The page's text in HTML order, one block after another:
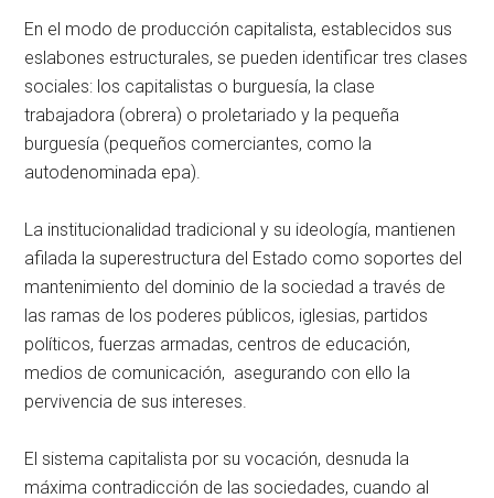
En el modo de producción capitalista, establecidos sus
eslabones estructurales, se pueden identificar tres clases
sociales: los capitalistas o burguesía, la clase
trabajadora (obrera) o proletariado y la pequeña
burguesía (pequeños comerciantes, como la
autodenominada epa).
La institucionalidad tradicional y su ideología, mantienen
afilada la superestructura del Estado como soportes del
mantenimiento del dominio de la sociedad a través de
las ramas de los poderes públicos, iglesias, partidos
políticos, fuerzas armadas, centros de educación,
medios de comunicación, asegurando con ello la
pervivencia de sus intereses.
El sistema capitalista por su vocación, desnuda la
máxima contradicción de las sociedades, cuando al